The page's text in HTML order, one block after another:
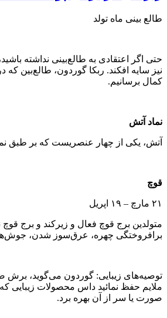
طالع بینی ماه تولد
حتی اگر اعتقادی به طالع‌بینی نداشته
نیز سایه افکند. ربکا گوردون، طالع‌بین
کمال برسانیم.
نماد آتش
آتش، یکی از چهار عنصریست که بر طبق
قوچ
۲۱ مارچ – ۱۹ اپریل
متولدین برج قوچ فعال و زیرکند و برج
برافروختگی چهره، عرق‌سوز شدن،
توصیه‌های زیبایی: گوردون می‌گوید، برش
ملایم حفظ نمائید داس محصولات زیبایی
صورت یا سر از آن بهره برد.